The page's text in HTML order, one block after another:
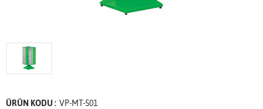
ÜRÜN KODU : VP-MT-501